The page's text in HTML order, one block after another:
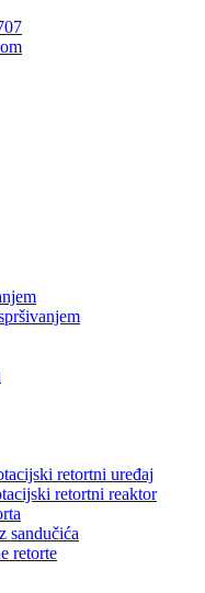
retortni uređaj
retortni reaktor
sandučića
retorte